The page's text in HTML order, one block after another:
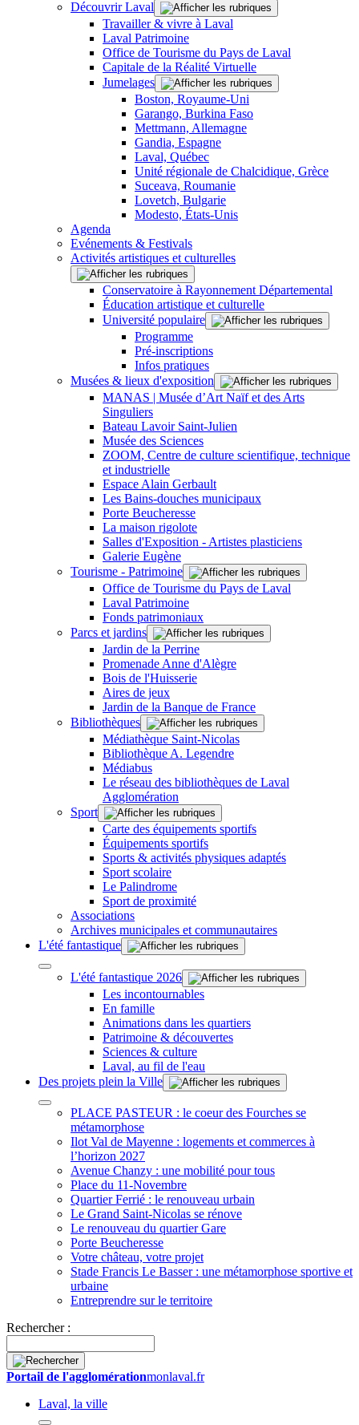
Découvrir Laval
Travailler & vivre à Laval
Laval Patrimoine
Office de Tourisme du Pays de Laval
Capitale de la Réalité Virtuelle
Jumelages
Boston, Royaume-Uni
Garango, Burkina Faso
Mettmann, Allemagne
Gandia, Espagne
Laval, Québec
Unité régionale de Chalcidique, Grèce
Suceava, Roumanie
Lovetch, Bulgarie
Modesto, États-Unis
Agenda
Evénements & Festivals
Activités artistiques et culturelles
Conservatoire à Rayonnement Départemental
Éducation artistique et culturelle
Université populaire
Programme
Pré-inscriptions
Infos pratiques
Musées & lieux d'exposition
MANAS | Musée d’Art Naïf et des Arts
Singuliers
Bateau Lavoir Saint-Julien
Musée des Sciences
ZOOM, Centre de culture scientifique, technique
et industrielle
Espace Alain Gerbault
Les Bains-douches municipaux
Porte Beucheresse
La maison rigolote
Salles d'Exposition - Artistes plasticiens
Galerie Eugène
Tourisme - Patrimoine
Office de Tourisme du Pays de Laval
Laval Patrimoine
Fonds patrimoniaux
Parcs et jardins
Jardin de la Perrine
Promenade Anne d'Alègre
Bois de l'Huisserie
Aires de jeux
Jardin de la Banque de France
Bibliothèques
Médiathèque Saint-Nicolas
Bibliothèque A. Legendre
Médiabus
Le réseau des bibliothèques de Laval
Agglomération
Sport
Carte des équipements sportifs
Équipements sportifs
Sports & activités physiques adaptés
Sport scolaire
Le Palindrome
Sport de proximité
Associations
Archives municipales et communautaires
L'été fantastique
L'été fantastique 2026
Les incontournables
En famille
Animations dans les quartiers
Patrimoine & découvertes
Sciences & culture
Laval, au fil de l'eau
Des projets plein la Ville
PLACE PASTEUR : le coeur des Fourches se
métamorphose
Ilot Val de Mayenne : logements et commerces à
l’horizon 2027
Avenue Chanzy : une mobilité pour tous
Place du 11-Novembre
Quartier Ferrié : le renouveau urbain
Le Grand Saint-Nicolas se rénove
Le renouveau du quartier Gare
Porte Beucheresse
Votre château, votre projet
Stade Francis Le Basser : une métamorphose sportive et
urbaine
Entreprendre sur le territoire
Rechercher :
Portail de l'agglomérationmonlaval.fr
Laval, la ville